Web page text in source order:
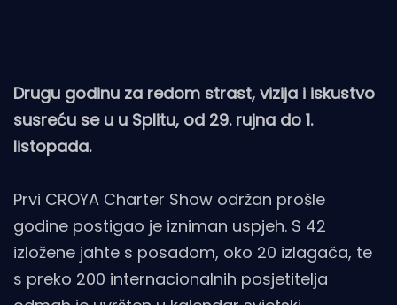
Drugu godinu za redom strast, vizija i iskustvo
susreću se u u Splitu, od 29. rujna do 1.
listopada.
Prvi CROYA Charter Show održan prošle
godine postigao je izniman uspjeh. S 42
izložene jahte s posadom, oko 20 izlagača, te
s preko 200 internacionalnih posjetitelja